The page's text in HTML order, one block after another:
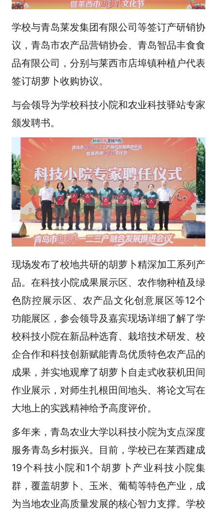
学校与青岛莱发集团有限公司等签订产研销协
议，青岛市农产品营销协会、青岛智品丰食食
品有限公司，分别与莱西市店埠镇种植户代表
签订胡萝卜收购协议。
与会领导为学校科技小院和农业科技驿站专家
颁发聘书。
现场发布了校地共研的胡萝卜精深加工系列产
品。在科技小院成果展示区、农作物种植及绿
色防控展示区、农产品文化创意展区等12个
功能展区，参会领导及嘉宾现场详细了解了学
校科技小院在新品种选育、栽培技术研发、校
企合作和科技创新赋能青岛优质特色农产品的
成果，并实地观摩了胡萝卜自走式收获机田间
作业展示，对师生扎根田间地头、将论文写在
大地上的实践精神给予高度评价。
多年来，青岛农业大学以科技小院为支点深度
服务青岛乡村振兴。目前，学校已在莱西建成
19个科技小院和1个胡萝卜产业科技小院集
群，覆盖胡萝卜、玉米、葡萄等特色产业，成
为当地农业高质量发展的核心智力支撑。学校